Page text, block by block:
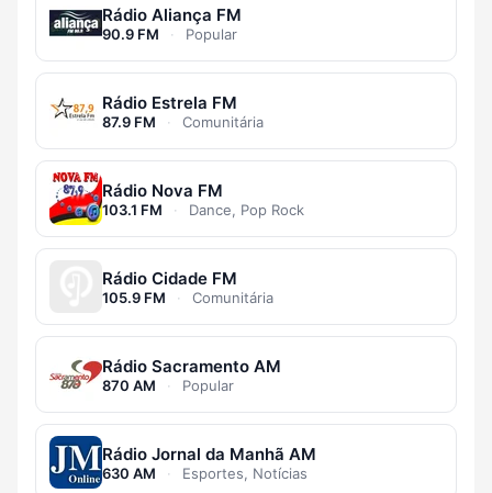
Rádio Aliança FM
90.9 FM · Popular
Rádio Estrela FM
87.9 FM · Comunitária
Rádio Nova FM
103.1 FM · Dance, Pop Rock
Rádio Cidade FM
105.9 FM · Comunitária
Rádio Sacramento AM
870 AM · Popular
Rádio Jornal da Manhã AM
630 AM · Esportes, Notícias